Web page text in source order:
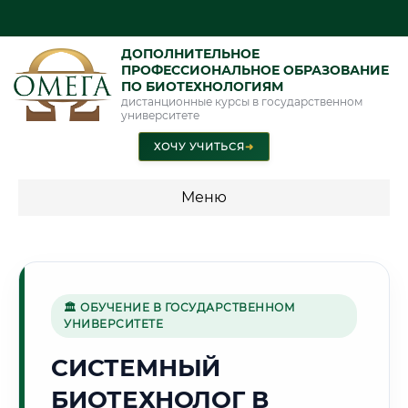
ДОПОЛНИТЕЛЬНОЕ
ПРОФЕССИОНАЛЬНОЕ ОБРАЗОВАНИЕ
ПО БИОТЕХНОЛОГИЯМ
дистанционные курсы в государственном
университете
ХОЧУ УЧИТЬСЯ➜
Меню
🌊
Г. КАЛИНИНГРАД
🏛 ОБУЧЕНИЕ В ГОСУДАРСТВЕННОМ
УНИВЕРСИТЕТЕ
СИСТЕМНЫЙ
БИОТЕХНОЛОГ В